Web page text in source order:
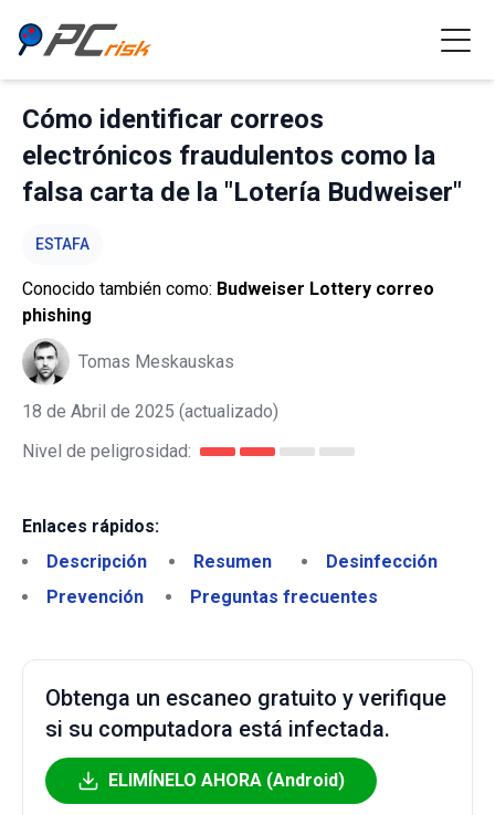
Cómo identificar correos
electrónicos fraudulentos como la
falsa carta de la "Lotería Budweiser"
ESTAFA
Conocido también como: Budweiser Lottery correo
phishing
Tomas Meskauskas
18 de Abril de 2025 (actualizado)
Nivel de peligrosidad:
Enlaces rápidos:
Descripción
Resumen
Desinfección
Prevención
Preguntas frecuentes
Obtenga un escaneo gratuito y verifique
si su computadora está infectada.
ELIMÍNELO AHORA (Android)